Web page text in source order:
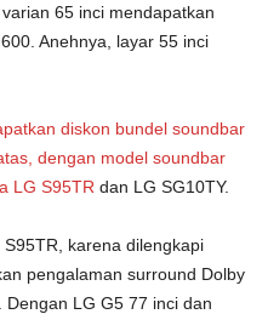
65 inci mendapatkan
Anehnya, layar 55 inci
diskon bundel soundbar
dengan model soundbar
LG S95TR dan LG SG10TY.
karena dilengkapi
pengalaman surround Dolby
LG G5 77 inci dan